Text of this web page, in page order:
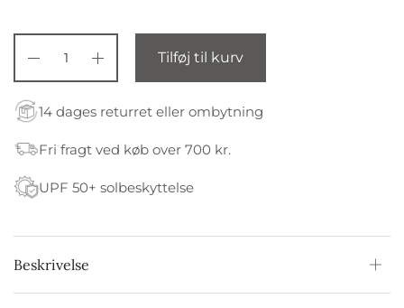
Tilføj til kurv
14 dages returret eller ombytning
Fri fragt ved køb over 700 kr.
UPF 50+ solbeskyttelse
Beskrivelse